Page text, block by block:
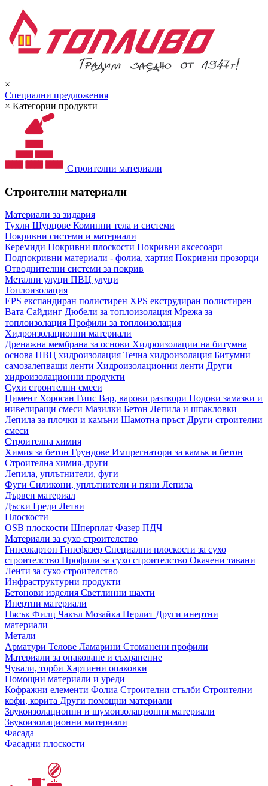
×
Специални предложения
× Категории продукти
Строителни материали
Строителни материали
Материали за зидария
Тухли Щурцове Коминни тела и системи
Покривни системи и материали
Керемиди Покривни плоскости Покривни аксесоари
Подпокривни материали - фолиа, хартия Покривни прозорци
Отводнителни системи за покрив
Метални улуци ПВЦ улуци
Топлоизолация
EPS експандиран полистирен XPS екструдиран полистирен
Вата Сайдинг Дюбели за топлоизолация Мрежа за
топлоизолация Профили за топлоизолация
Хидроизолационни материали
Дренажна мембрана за основи Хидроизолации на битумна
основа ПВЦ хидроизолация Течна хидроизолация Битумни
самозалепващи ленти Хидроизолационни ленти Други
хидроизолационни продукти
Сухи строителни смеси
Цимент Хоросан Гипс Вар, варови разтвори Подови замазки и
нивелиращи смеси Мазилки Бетон Лепила и шпакловки
Лепила за плочки и камъни Шамотна пръст Други строителни
смеси
Строителна химия
Химия за бетон Грундове Импрегнатори за камък и бетон
Строителна химия-други
Лепила, уплътнители, фуги
Фуги Силикони, уплътнители и пяни Лепила
Дървен материал
Дъски Греди Летви
Плоскости
OSB плоскости Шперплат Фазер ПДЧ
Материали за сухо строителство
Гипсокартон Гипсфазер Специални плоскости за сухо
строителство Профили за сухо строителство Окачени тавани
Ленти за сухо строителство
Инфраструктурни продукти
Бетонови изделия Светлинни шахти
Инертни материали
Пясък Филц Чакъл Мозайкa Перлит Други инертни
материали
Метали
Арматури Телове Ламарини Стоманени профили
Материали за опаковане и съхранение
Чували, торби Хартиени опаковки
Помощни материали и уреди
Кофражни елементи Фолиа Строителни стълби Строителни
кофи, корита Други помощни материали
Звукоизолационни и шумоизолационни материали
Звукоизолационни материали
Фасада
Фасадни плоскости